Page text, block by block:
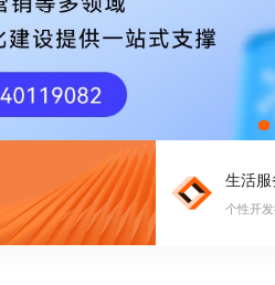
生活
个性开